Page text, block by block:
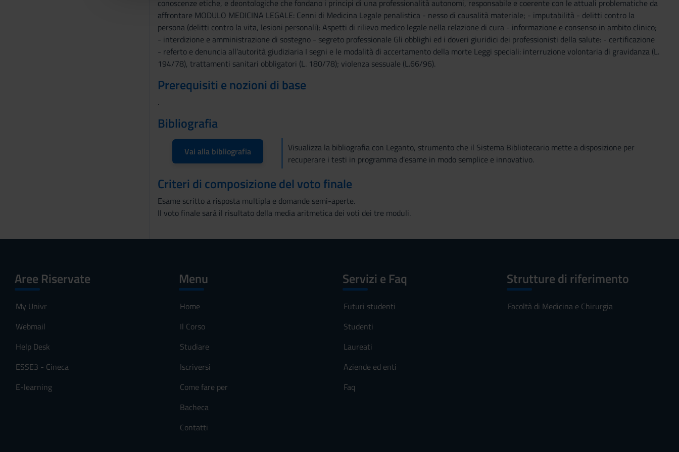
conoscenze etiche, e deontologiche che fondano i principi di una professionalità autonomi, responsabile e coerente con le attuali problematiche da
affrontare MODULO MEDICINA LEGALE: Cenni di Medicina Legale penalistica - nesso di causalità materiale; - imputabilità - delitti contro la
persona (delitti contro la vita, lesioni personali); Aspetti di rilievo medico legale nella relazione di cura - informazione e consenso in ambito clinico;
- interdizione e amministrazione di sostegno - segreto professionale Gli obblighi ed i doveri giuridici dei professionisti della salute: - certificazione
- referto e denuncia all’autorità giudiziaria I segni e le modalità di accertamento della morte Leggi speciali: interruzione volontaria di gravidanza (L.
194/78), trattamenti sanitari obbligatori (L. 180/78); violenza sessuale (L.66/96).
Prerequisiti e nozioni di base
.
Bibliografia
Vai alla bibliografia
Visualizza la bibliografia con Leganto, strumento che il Sistema Bibliotecario mette a disposizione per
recuperare i testi in programma d'esame in modo semplice e innovativo.
Criteri di composizione del voto finale
Esame scritto a risposta multipla e domande semi-aperte.
Il voto finale sarà il risultato della media aritmetica dei voti dei tre moduli.
Aree Riservate
My Univr
Webmail
Help Desk
ESSE3 - Cineca
E-learning
Menu
Home
Il Corso
Studiare
Iscriversi
Come fare per
Bacheca
Contatti
Servizi e Faq
Futuri studenti
Studenti
Laureati
Aziende ed enti
Faq
Strutture di riferimento
Facoltà di Medicina e Chirurgia